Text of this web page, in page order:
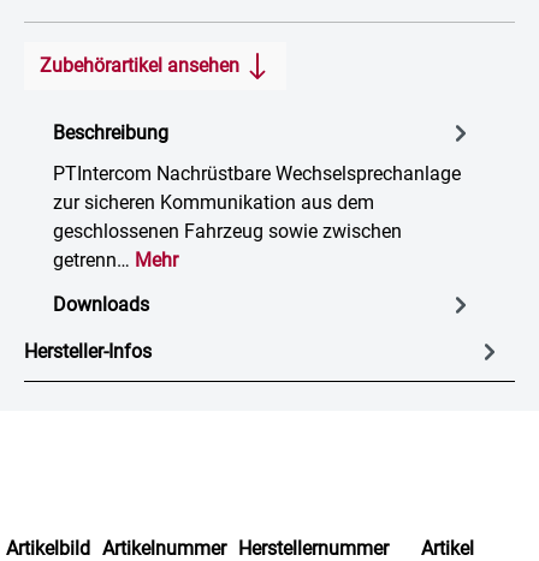
Zubehörartikel ansehen
Beschreibung
PTIntercom Nachrüstbare Wechselsprechanlage
zur sicheren Kommunikation aus dem
geschlossenen Fahrzeug sowie zwischen
getrenn… Mehr
Downloads
Hersteller-Infos
Artikelbild Artikelnummer Herstellernummer Artikel